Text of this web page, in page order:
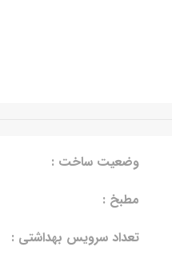
وضعیت ساخت :
مطبخ :
تعداد سرویس بهداشتی :